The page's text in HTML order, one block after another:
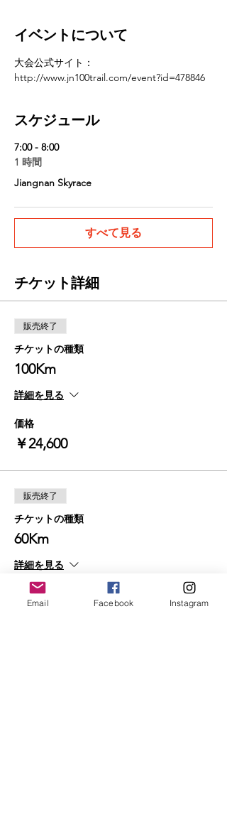
イベントについて
大会公式サイト：
http://www.jn100trail.com/event?id=478846
スケジュール
7:00 - 8:00
1 時間
Jiangnan Skyrace
すべて見る
チケット詳細
販売終了
チケットの種類
100Km
詳細を見る
価格
￥24,600
販売終了
チケットの種類
60Km
詳細を見る
価格
Email Facebook Instagram